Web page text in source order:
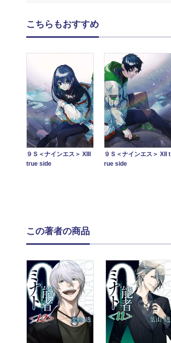
こちらもおすすめ
９Ｓ＜ナインエス＞ XIII
true side
９Ｓ＜ナインエス＞ XII t
rue side
この著者の商品